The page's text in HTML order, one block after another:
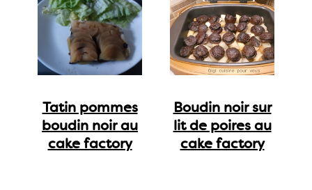
Tatin pommes
boudin noir au
cake factory
Boudin noir sur
lit de poires au
cake factory